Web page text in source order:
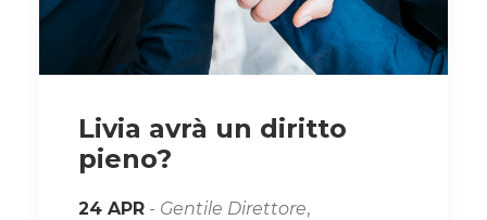
Livia avrà un diritto
pieno?
24 APR - Gentile Direttore,